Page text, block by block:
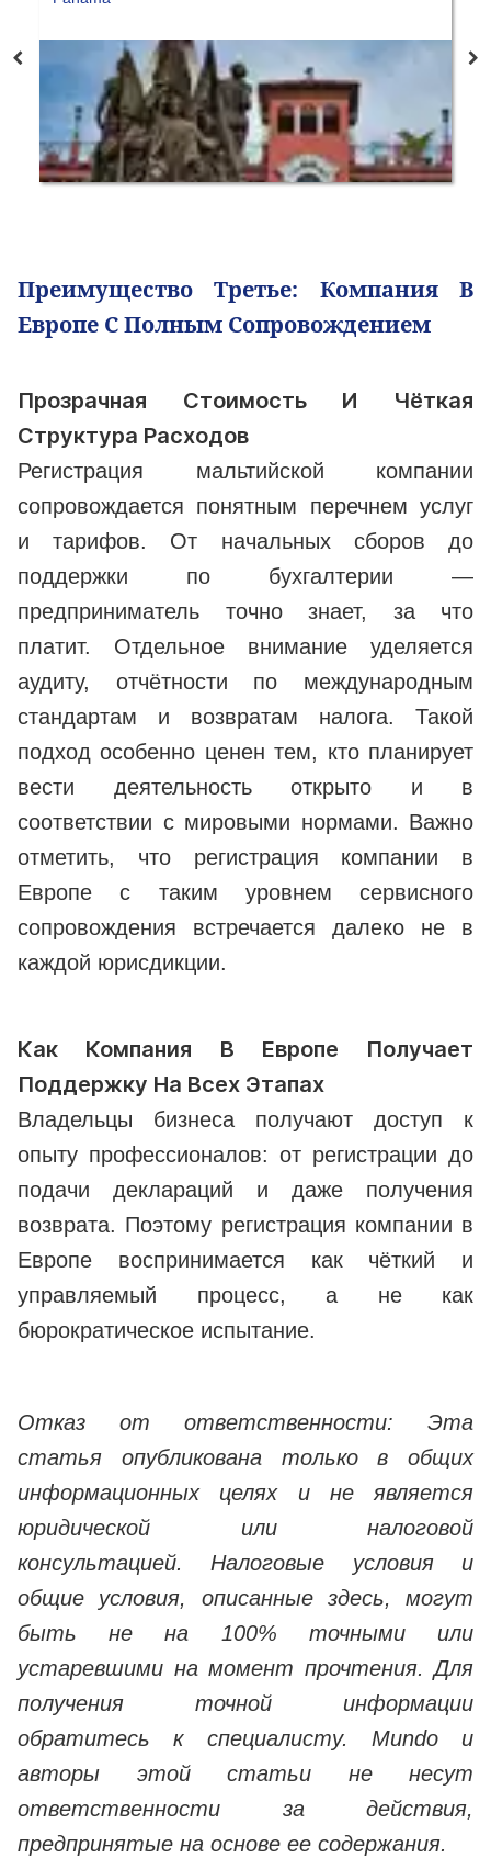
Преимущество Третье: Компания В
Европе С Полным Сопровождением
Прозрачная Стоимость И Чёткая
Структура Расходов
Регистрация мальтийской компании
сопровождается понятным перечнем услуг
и тарифов. От начальных сборов до
поддержки по бухгалтерии —
предприниматель точно знает, за что
платит. Отдельное внимание уделяется
аудиту, отчётности по международным
стандартам и возвратам налога. Такой
подход особенно ценен тем, кто планирует
вести деятельность открыто и в
соответствии с мировыми нормами. Важно
отметить, что регистрация компании в
Европе с таким уровнем сервисного
сопровождения встречается далеко не в
каждой юрисдикции.
Как Компания В Европе Получает
Поддержку На Всех Этапах
Владельцы бизнеса получают доступ к
опыту профессионалов: от регистрации до
подачи деклараций и даже получения
возврата. Поэтому регистрация компании в
Европе воспринимается как чёткий и
управляемый процесс, а не как
бюрократическое испытание.
Отказ от ответственности: Эта
статья опубликована только в общих
информационных целях и не является
юридической или налоговой
консультацией. Налоговые условия и
общие условия, описанные здесь, могут
быть не на 100% точными или
устаревшими на момент прочтения. Для
получения точной информации
обратитесь к специалисту. Mundo и
авторы этой статьи не несут
ответственности за действия,
предпринятые на основе ее содержания.